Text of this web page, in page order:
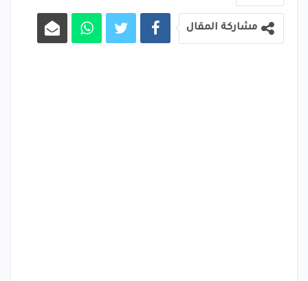
مشاركة المقال